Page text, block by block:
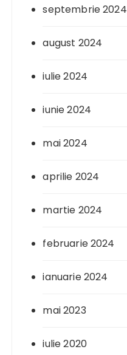
septembrie 2024
august 2024
iulie 2024
iunie 2024
mai 2024
aprilie 2024
martie 2024
februarie 2024
ianuarie 2024
mai 2023
iulie 2020